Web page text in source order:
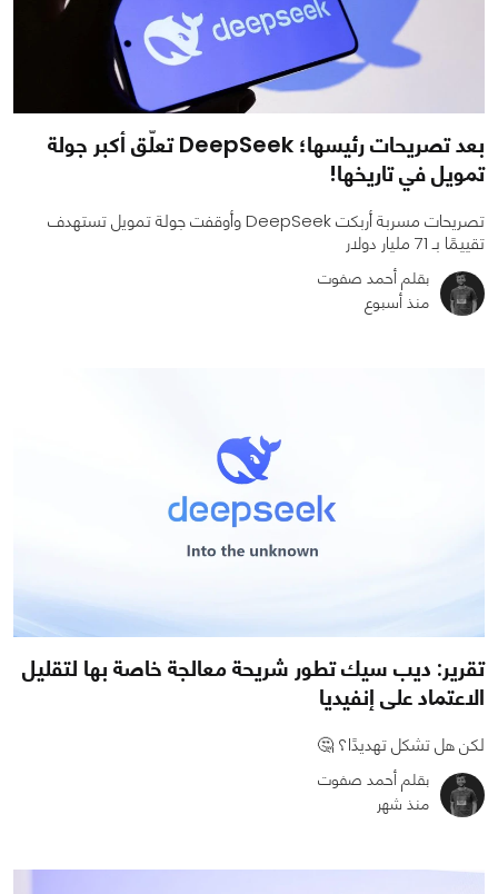
بعد تصريحات رئيسها؛ DeepSeek تعلّق أكبر جولة
تمويل في تاريخها!
تصريحات مسربة أربكت DeepSeek وأوقفت جولة تمويل تستهدف
تقييمًا بـ 71 مليار دولار
بقلم أحمد صفوت
منذ أسبوع
تقرير: ديب سيك تطور شريحة معالجة خاصة بها لتقليل
الاعتماد على إنفيديا
لكن هل تشكل تهديدًا؟ 🤔
بقلم أحمد صفوت
منذ شهر